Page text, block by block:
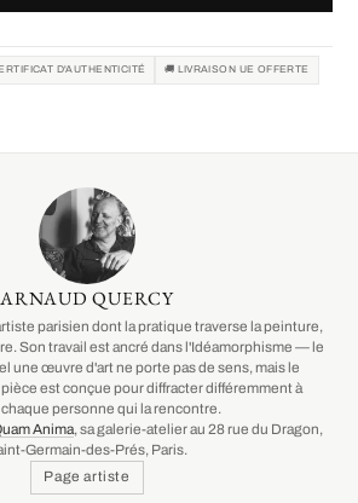
D'AUTHENTICITÉ 🚚 LIVRAISON UE OFFERTE
ARNAUD QUERCY
parisien dont la pratique traverse la peinture,
Son travail est ancré dans l'Idéamorphisme — le
une œuvre d'art ne porte pas de sens, mais le
est conçue pour diffracter différemment à
personne qui la rencontre.
Anima, sa galerie-atelier au 28 rue du Dragon,
Germain-des-Prés, Paris.
Page artiste